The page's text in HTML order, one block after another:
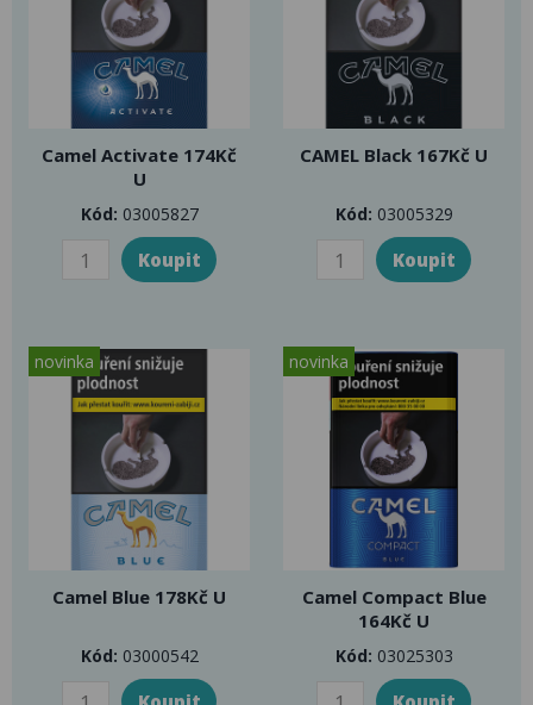
Camel Activate 174Kč
U
Kód: 03005827
CAMEL Black 167Kč U
Kód: 03005329
novinka
Camel Blue 178Kč U
Kód: 03000542
novinka
Camel Compact Blue
164Kč U
Kód: 03025303